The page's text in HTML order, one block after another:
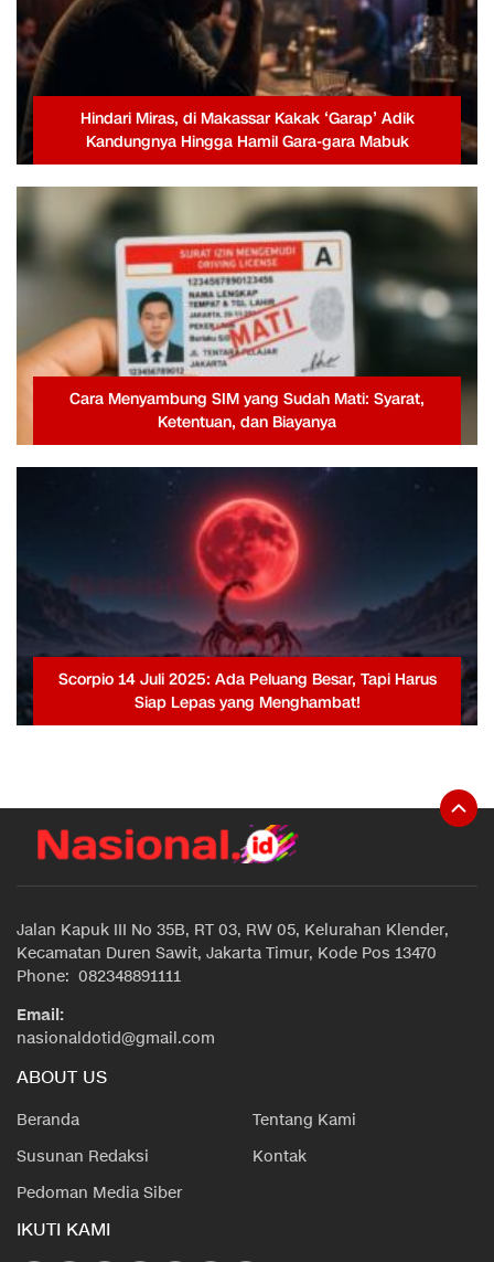
Hindari Miras, di Makassar Kakak ‘Garap’ Adik
Kandungnya Hingga Hamil Gara-gara Mabuk
Cara Menyambung SIM yang Sudah Mati: Syarat,
Ketentuan, dan Biayanya
Scorpio 14 Juli 2025: Ada Peluang Besar, Tapi Harus
Siap Lepas yang Menghambat!
Jalan Kapuk III No 35B, RT 03, RW 05, Kelurahan Klender,
Kecamatan Duren Sawit, Jakarta Timur, Kode Pos 13470
Phone: 082348891111
Email:
nasionaldotid@gmail.com
ABOUT US
Beranda
Tentang Kami
Susunan Redaksi
Kontak
Pedoman Media Siber
IKUTI KAMI